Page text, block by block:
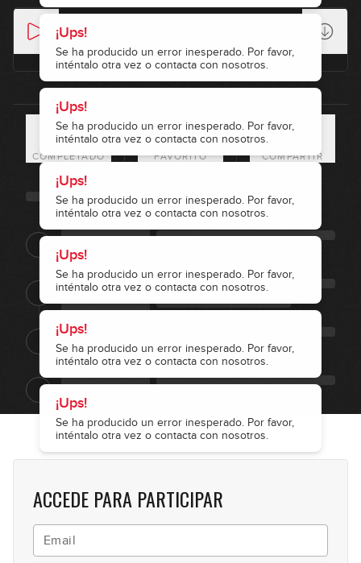
¡Ups!
Se ha producido un error inesperado. Por favor,
inténtalo otra vez o contacta con nosotros.
¡Ups!
Se ha producido un error inesperado. Por favor,
inténtalo otra vez o contacta con nosotros.
¡Ups!
Se ha producido un error inesperado. Por favor,
inténtalo otra vez o contacta con nosotros.
¡Ups!
Se ha producido un error inesperado. Por favor,
inténtalo otra vez o contacta con nosotros.
¡Ups!
Se ha producido un error inesperado. Por favor,
inténtalo otra vez o contacta con nosotros.
¡Ups!
Se ha producido un error inesperado. Por favor,
inténtalo otra vez o contacta con nosotros.
Base (90bpm)
00:00
COMPLETADO FAVORITO COMPARTIR
ACCEDE PARA PARTICIPAR